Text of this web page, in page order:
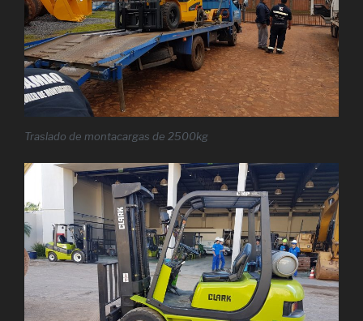
Traslado de montacargas de 2500kg